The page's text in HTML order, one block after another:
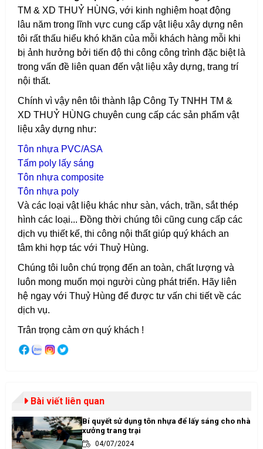
TM & XD THUỶ HÙNG, với kinh nghiệm hoạt động
lâu năm trong lĩnh vực cung cấp vật liệu xây dựng nên
tôi rất thấu hiểu khó khăn của mỗi khách hàng mỗi khi
bị ảnh hưởng bởi tiến độ thi công công trình đặc biệt là
trong vấn đề liên quan đến vật liệu xây dựng, trang trí
nội thất.
Chính vì vậy nên tôi thành lập Công Ty TNHH TM &
XD THUỶ HÙNG chuyên cung cấp các sản phẩm vật
liệu xây dựng như:
Tôn nhựa PVC/ASA
Tấm poly lấy sáng
Tôn nhựa composite
Tôn nhựa poly
Và các loại vật liệu khác như sàn, vách, trần, sắt thép
hình các loại... Đồng thời chúng tôi cũng cung cấp các
dịch vụ thiết kế, thi công nội thất giúp quý khách an
tâm khi hợp tác với Thuỷ Hùng.
Chúng tôi luôn chú trọng đến an toàn, chất lượng và
luôn mong muốn mọi người cùng phát triển. Hãy liên
hệ ngay với Thuỷ Hùng để được tư vấn chi tiết về các
dịch vụ.
Trân trọng cảm ơn quý khách !
Bài viết liên quan
Bí quyết sử dụng tôn nhựa để lấy sáng cho nhà
xưởng trang trại
04/07/2024